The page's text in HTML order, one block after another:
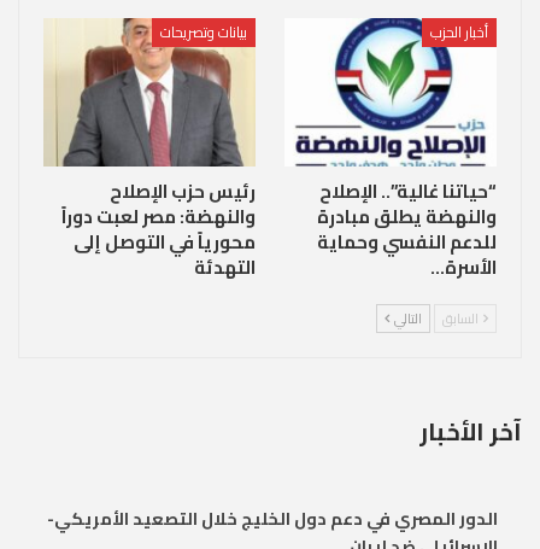
أخبار الحزب
“حياتنا غالية”.. الإصلاح
والنهضة يطلق مبادرة
للدعم النفسي وحماية
الأسرة…
بيانات وتصريحات
رئيس حزب الإصلاح
والنهضة: مصر لعبت دوراً
محورياً في التوصل إلى
التهدئة
السابق التالي
آخر الأخبار
الدور المصري في دعم دول الخليج خلال التصعيد الأمريكي-